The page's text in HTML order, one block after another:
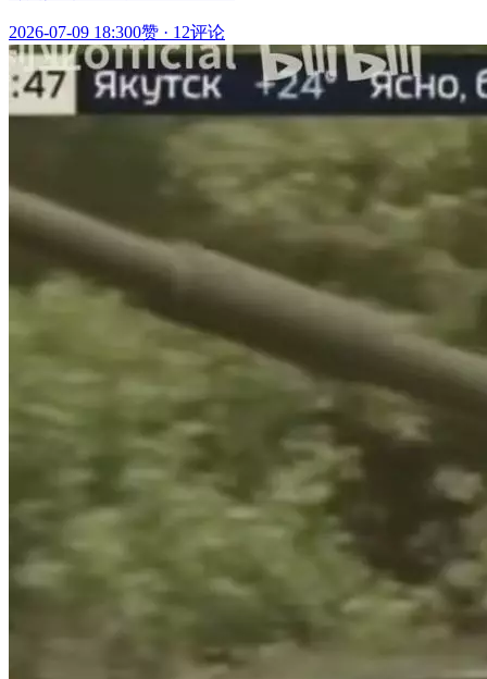
2026-07-09 18:300赞 · 12评论